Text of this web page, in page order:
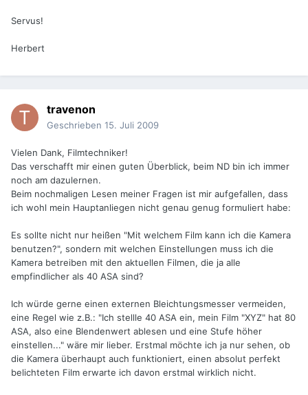
Servus!
Herbert
travenon
Geschrieben 15. Juli 2009
Vielen Dank, Filmtechniker!
Das verschafft mir einen guten Überblick, beim ND bin ich immer
noch am dazulernen.
Beim nochmaligen Lesen meiner Fragen ist mir aufgefallen, dass
ich wohl mein Hauptanliegen nicht genau genug formuliert habe:
Es sollte nicht nur heißen "Mit welchem Film kann ich die Kamera
benutzen?", sondern mit welchen Einstellungen muss ich die
Kamera betreiben mit den aktuellen Filmen, die ja alle
empfindlicher als 40 ASA sind?
Ich würde gerne einen externen Bleichtungsmesser vermeiden,
eine Regel wie z.B.: "Ich stellle 40 ASA ein, mein Film "XYZ" hat 80
ASA, also eine Blendenwert ablesen und eine Stufe höher
einstellen..." wäre mir lieber. Erstmal möchte ich ja nur sehen, ob
die Kamera überhaupt auch funktioniert, einen absolut perfekt
belichteten Film erwarte ich davon erstmal wirklich nicht.